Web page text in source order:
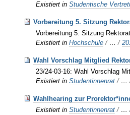
Existiert in Studentische
Vorbereitung 5. Sitzung
Vorbereitung 5. Sitzung
Existiert in Hochschule / …/
Wahl Vorschlag Mitglied
23/24-03-16: Wahl Vorschlag
Existiert in Studentinnenrat / …
Wahlhearing zur
Existiert in Studentinnenrat / …